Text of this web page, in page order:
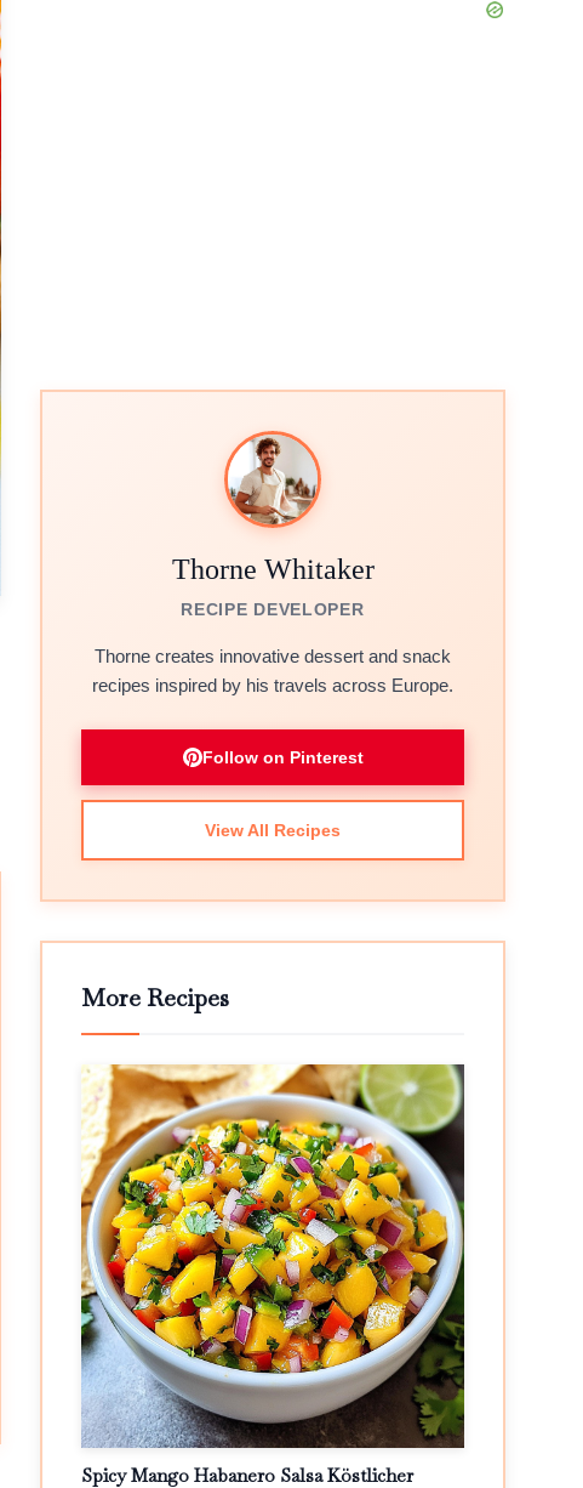
Thorne Whitaker
RECIPE DEVELOPER
Thorne creates innovative dessert and snack
recipes inspired by his travels across Europe.
Follow on Pinterest
View All Recipes
More Recipes
Spicy Mango Habanero Salsa Köstlicher